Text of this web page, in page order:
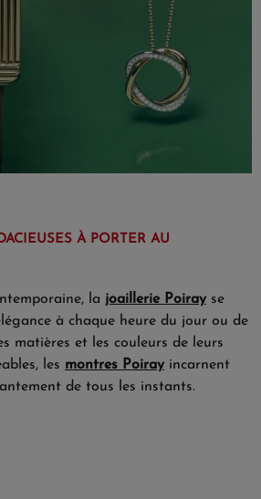
À PORTER AU
la joaillerie Poiray se
à chaque heure du jour ou de
matières et les couleurs de leurs
les montres Poiray incarnent
de tous les instants.